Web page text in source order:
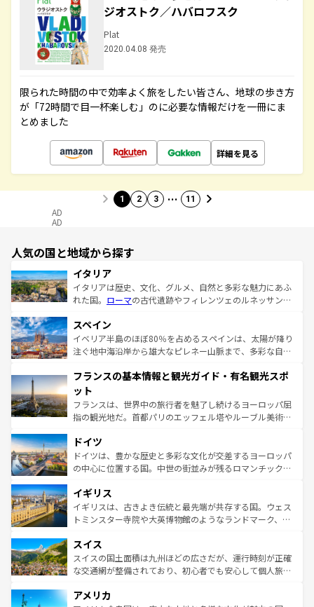
ジオストク／ハバロフスク
Plat
2020.04.08 発売
限られた時間の中で効率よく旅をしたい皆さん、地球の歩き方
が「72時間で目一杯楽しむ」のに必要な情報だけを一冊にま
とめました
詳細を見る
1 2 3 … 11
AD
AD
人気の国と地域から探す
イタリア
イタリアは歴史、文化、グルメ、自然と多彩な魅力にあふ
れた国。 ローマの古代遺跡やフィレンツェのルネッサンス
ろん、トスカーナの美しい田園風景やアマルフィ海岸の絶
景など、自然景観も見逃せない。観光の合間には、本場の
ピザやパスタなど、絶品のイタリア料理を堪能することも
ませてくれるイタリアで、忘れられない旅をしてみよう！
なお、新着のイタリア情報は
しい。
スペイン
イベリア半島のほぼ80％を占めるスペインは、太陽が降り
注ぐ地中海沿岸から雄大なピレネー山脈まで、多彩な自然
文化が根付くこの国では、情熱的なフラメンコ、熱気あふ
れる闘牛、そして美味しいタパスが生活の一部となってい
る。首都マドリードの洗練された雰囲気や、バルセロナの
アートに溢れた街角から、地方では古代ローマ遺跡や中世
せる。地方によって風土や気候が異なるスペインはその個
性で訪れる人を魅了する。 なお、新着のスペイン情報は コ
ンテンツ一覧を参照してほしい。
フランスの基本情報と観光ガイド・有名観光スポ
ット
フランスは、世界中の旅行者を魅了し続けるヨーロッパ屈
指の観光地だ。首都パリのエッフェル塔やルーブル美術館
で、幅広い魅力が詰まっている。華麗な宮殿、歴史的な大
聖堂、美しいビーチ、そして豊かな自然が、訪れる者を心
から魅了する。また、フランスは美食の国としても知ら
いる。シャンパンの発祥地であるランス、プロヴァンスの
香り高いラベンダー畑など、多彩な楽しみ方が可能だ。さ
らに、パリ以外の地域にも魅力が溢れており、どの街角に
れる地方に足を運ぶとそれぞれで全く異なる文化を体験で
きるだろう。 なお、新着のフランス情報はコンテンツ一覧
を参照してほしい。
ドイツ
ドイツは、豊かな歴史と多彩な文化が交差するヨーロッパ
の中心に位置する国。中世の街並みが残るロマンチック街
顔を持つこの国は、どこを歩いても飽きることがない。ベ
ルリンの文化的活気、バイエルン州のアルプスの絶景、そ
してライン川沿いのワイン畑といった風景は必見。ビール
は、お酒好きな人にはぜひ体験してほしい。 なお、新着の
ドイツ情報はコンテンツ一覧を参照してほしい。
イギリス
イギリスは、古きよき伝統と最先端が共存する国。ウェス
トミンスター寺院や大英博物館のようなランドマーク、歴
リアごとに異なる魅力がある。また、優雅なアフタヌーン
ティー、ビール好きにはたまらない英国パブ、サッカー観
戦など、本場だからこそできる体験も豊富。イギリスを旅
ンツ一覧を参照してほしい。
スイス
スイスの国土面積は九州ほどの広さだが、運行時刻が正確
な交通網が整備されており、初心者でも安心して個人旅行
の建物がそのまま残る町や、スイスならではのユニークな
アメリカ